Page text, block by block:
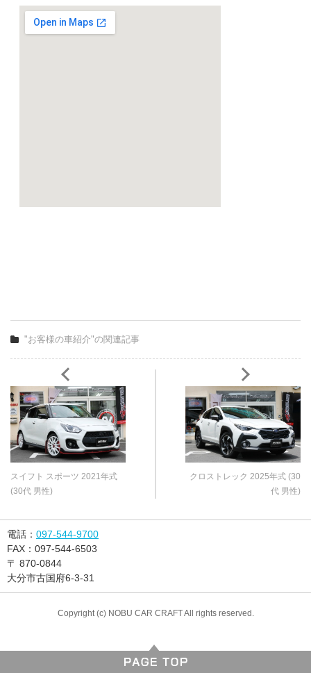
"お客様の車紹介"の関連記事
スイフト スポーツ 2021年式
(30代 男性)
クロストレック 2025年式 (30
代 男性)
電話： 097-544-9700
FAX： 097-544-6503
〒 870-0844
大分市古国府6-3-31
Copyright (c) NOBU CAR CRAFT All rights reserved.